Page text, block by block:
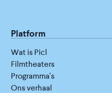
Platform
Wat is Picl
Filmtheaters
Programma's
Ons verhaal